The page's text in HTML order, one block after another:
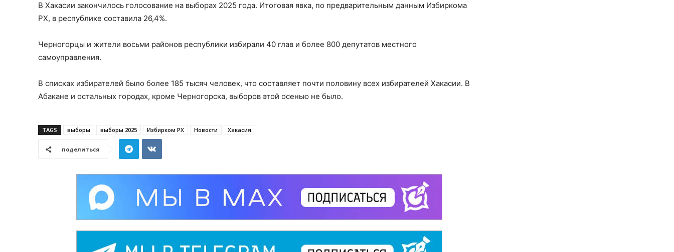
В Хакасии закончилось голосование на выборах 2025 года. Итоговая явка, по предварительным данным Избиркома
РХ, в республике составила 26,4%.
Черногорцы и жители восьми районов республики избирали 40 глав и более 800 депутатов местного
самоуправления.
В списках избирателей было более 185 тысяч человек, что составляет почти половину всех избирателей Хакасии. В
Абакане и остальных городах, кроме Черногорска, выборов этой осенью не было.
TAGS выборы выборы 2025 Избирком РХ Новости Хакасия
поделиться